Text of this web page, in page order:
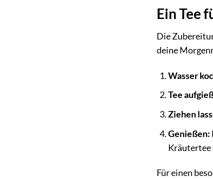
Ein Tee
Die
deine
Wasser
Tee
Ziehen
Genießen:
Kräutertee
Für einen